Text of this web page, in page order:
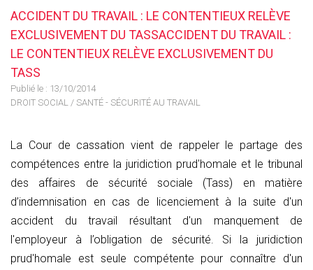
ACCIDENT DU TRAVAIL : LE CONTENTIEUX RELÈVE
EXCLUSIVEMENT DU TASSACCIDENT DU TRAVAIL :
LE CONTENTIEUX RELÈVE EXCLUSIVEMENT DU
TASS
Publié le : 13/10/2014
DROIT SOCIAL / SANTÉ - SÉCURITÉ AU TRAVAIL
La Cour de cassation vient de rappeler le partage des
compétences entre la juridiction prud'homale et le tribunal
des affaires de sécurité sociale (Tass) en matière
d’indemnisation en cas de licenciement à la suite d'un
accident du travail résultant d'un manquement de
l'employeur à l’obligation de sécurité. Si la juridiction
prud'homale est seule compétente pour connaître d'un